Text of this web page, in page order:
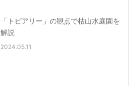
「トピアリー」の観点で枯山水庭園を
解説
2024.05.11